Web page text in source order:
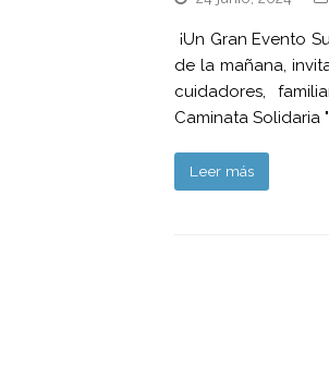
¡Un Gran Evento
de la mañana,
cuidadores,
Caminata Solidaria
Leer más